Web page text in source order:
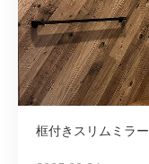
框付きスリムミラー